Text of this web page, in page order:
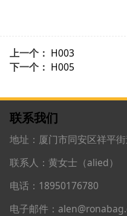
上一个： H003
下一个： H005
联系我们
地址：厦门市同安区祥平
联系人：黄女士（alied）
电话：18950176780
电子邮件：